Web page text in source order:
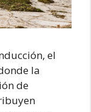
el
la
de